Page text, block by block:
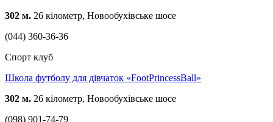
302 м. 26 кілометр, Новообухівське шосе
(044) 360-36-36
Спорт клуб
Школа футболу для дівчаток «FootPrincessBall»
302 м. 26 кілометр, Новообухівське шосе
(098) 901-74-79